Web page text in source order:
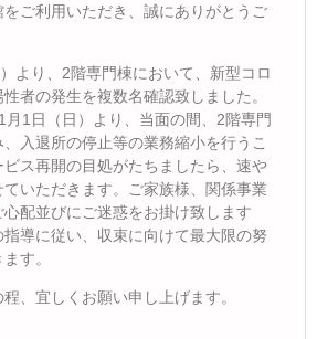
ご利用いただき、誠にありがとうご
より、2階専門棟において、新型コロ
者の発生を複数名確認致しました。
月1日（日）より、当面の間、2階専門
入退所の停止等の業務縮小を行うこ
ス再開の目処がたちましたら、速や
いただきます。ご家族様、関係事業
配並びにご迷惑をお掛け致します
導に従い、収束に向けて最大限の努
す。
、宜しくお願い申し上げます。